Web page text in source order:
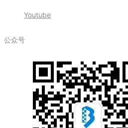
Youtube
公众号